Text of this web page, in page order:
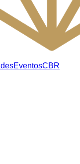
EventosCBR